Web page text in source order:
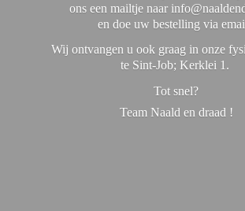
ons een mailtje naar
en doe uw bestelling via
Wij ontvangen u ook graag in onze
te Sint-Job; Kerklei 1.
Tot snel?
Team Naald en draad !